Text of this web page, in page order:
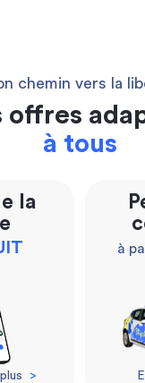
chemin vers la
offres
à tous
la
>
à